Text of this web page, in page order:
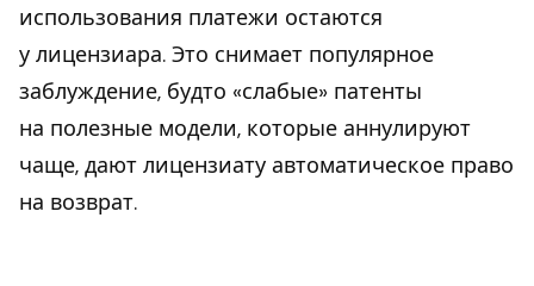
использования платежи остаются
у лицензиара. Это снимает популярное
заблуждение, будто «слабые» патенты
на полезные модели, которые аннулируют
чаще, дают лицензиату автоматическое право
на возврат.